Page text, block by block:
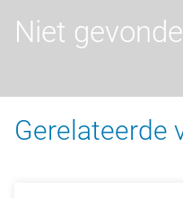
Niet
Gerelateerde